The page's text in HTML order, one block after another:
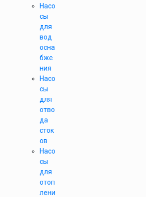
Насо
сы
для
вод
осна
бже
ния
Насо
сы
для
отво
да
сток
ов
Насо
сы
для
отоп
лени